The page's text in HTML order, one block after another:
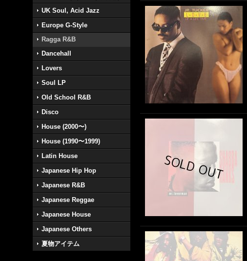
UK Soul, Acid Jazz
Europe G-Style
Ragga R&B
Dancehall
Lovers
Soul LP
Old School R&B
Disco
House (2000〜)
House (1990〜1999)
Latin House
Japanese Hip Hop
Japanese R&B
Japanese Reggae
Japanese House
Japanese Others
夏物アイテム